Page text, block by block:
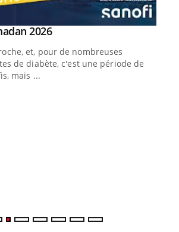
2026Youtube
et, pour de nombreuses
de diabète, c'est une période de
mais ...